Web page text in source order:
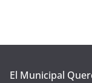
El Municipal